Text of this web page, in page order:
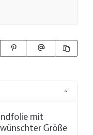
mit
Größe